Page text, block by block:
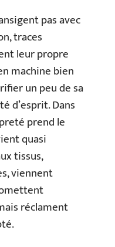
pas avec
traces
leur propre
machine bien
un peu de sa
d’esprit. Dans
prend le
quasi
tissus,
viennent
réclament